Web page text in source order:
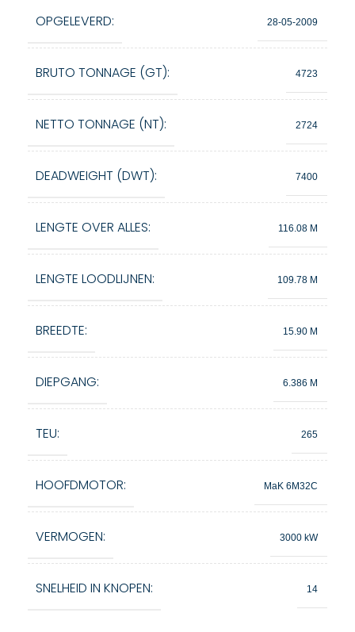
OPGELEVERD: 28-05-2009
BRUTO TONNAGE (GT): 4723
NETTO TONNAGE (NT): 2724
DEADWEIGHT (DWT): 7400
LENGTE OVER ALLES: 116.08 M
LENGTE LOODLIJNEN: 109.78 M
BREEDTE: 15.90 M
DIEPGANG: 6.386 M
TEU: 265
HOOFDMOTOR: MaK 6M32C
VERMOGEN: 3000 kW
SNELHEID IN KNOPEN: 14